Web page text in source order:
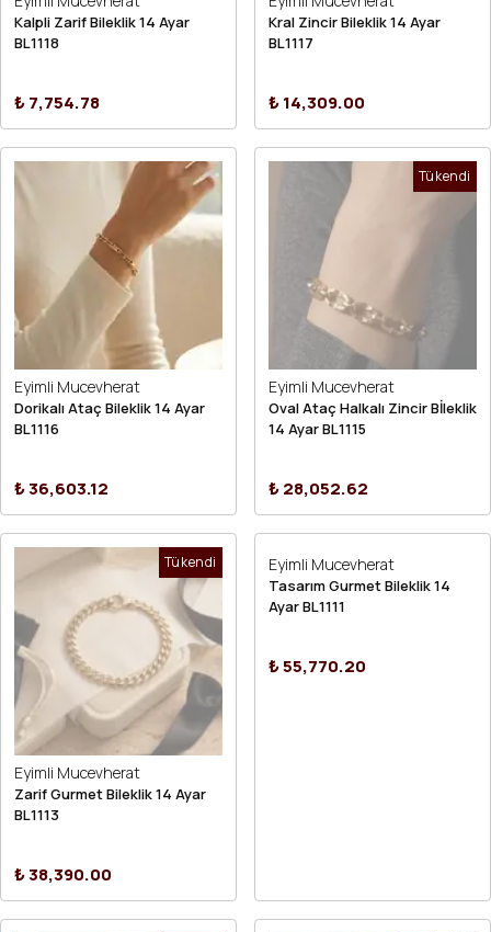
Kalpli Zarif Bileklik 14 Ayar
BL1118
₺ 7,754.78
Kral Zincir Bileklik 14 Ayar
BL1117
₺ 14,309.00
Eyimli Mucevherat
Dorikalı Ataç Bileklik 14 Ayar
BL1116
₺ 36,603.12
Tükendi
Eyimli Mucevherat
Oval Ataç Halkalı Zincir Bİleklik
14 Ayar BL1115
₺ 28,052.62
Tükendi
Eyimli Mucevherat
Zarif Gurmet Bileklik 14 Ayar
BL1113
₺ 38,390.00
Eyimli Mucevherat
Tasarım Gurmet Bileklik 14
Ayar BL1111
₺ 55,770.20